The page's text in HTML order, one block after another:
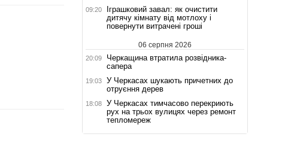
09:20
Іграшковий завал: як очистити
дитячу кімнату від мотлоху і
повернути витрачені гроші
06 серпня 2026
20:09
Черкащина втратила розвідника-
сапера
19:03
У Черкасах шукають причетних до
отруєння дерев
18:08
У Черкасах тимчасово перекриють
рух на трьох вулицях через ремонт
тепломереж